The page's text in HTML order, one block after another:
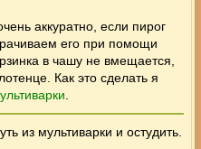
аккуратно, если пирог
его при помощи
в чашу не вмещается,
Как это сделать я
из мультиварки и остудить.